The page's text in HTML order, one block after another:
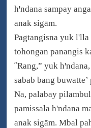
hꞌndana sampay
anak sigām.
Pagtangisna yuk
tohongan panangis
“Rang,” yuk
sabab bang
Na, palabay
pamissala hꞌndana
anak sigām. Mbal